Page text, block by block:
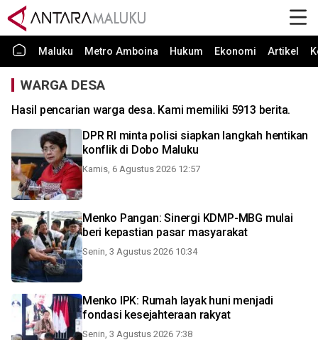
Maluku Metro Amboina Hukum Ekonomi Artikel
WARGA DESA
Hasil pencarian warga desa. Kami memiliki 5913 berita.
DPR RI minta polisi siapkan langkah hentikan
konflik di Dobo Maluku
Kamis, 6 Agustus 2026 12:57
Menko Pangan: Sinergi KDMP-MBG mulai
beri kepastian pasar masyarakat
Senin, 3 Agustus 2026 10:34
Menko IPK: Rumah layak huni menjadi
fondasi kesejahteraan rakyat
Senin, 3 Agustus 2026 7:38